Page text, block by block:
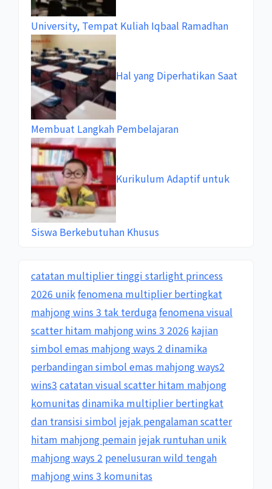
University, Tempat Kuliah Iqbaal Ramadhan
Hal yang Diperhatikan Saat
Membuat Langkah Pembelajaran
Kurikulum Adaptif untuk
Siswa Berkebutuhan Khusus
catatan multiplier tinggi starlight princess
2026 unikfenomena multiplier bertingkat
mahjong wins 3 tak terdugafenomena visual
scatter hitam mahjong wins 3 2026 kajian
simbol emas mahjong ways 2 dinamika
perbandingan simbol emas mahjong ways2
wins3 catatan visual scatter hitam mahjong
komunitas dinamika multiplier bertingkat
dan transisi simbol jejak pengalaman scatter
hitam mahjong pemain jejak runtuhan unik
mahjong ways 2 penelusuran wild tengah
mahjong wins 3 komunitas